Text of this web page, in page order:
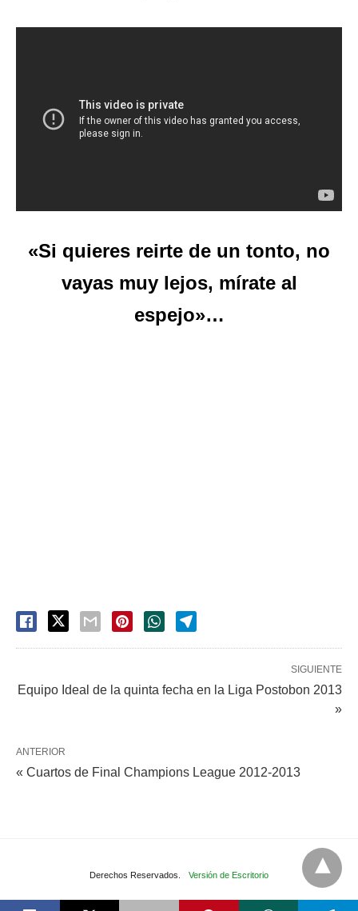
«Si quieres reirte de un tonto, no
vayas muy lejos, mírate al
espejo»…
SIGUIENTE
Equipo Ideal de la quinta fecha en la Liga Postobon 2013
»
ANTERIOR
« Cuartos de Final Champions League 2012-2013
Derechos Reservados. Versión de Escritorio